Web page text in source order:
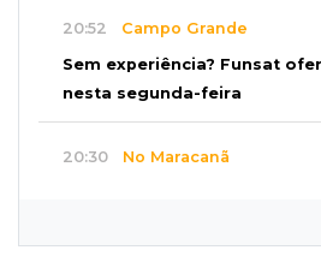
20:52 Campo Grande
Sem experiência? Funsat
nesta segunda-feira
20:30 No Maracanã